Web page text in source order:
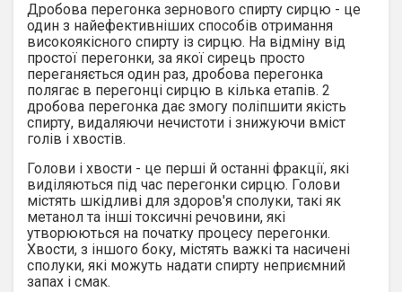
Дробова перегонка зернового спирту сирцю - це
один з найефективніших способів отримання
високоякісного спирту із сирцю. На відміну від
простої перегонки, за якої сирець просто
переганяється один раз, дробова перегонка
полягає в перегонці сирцю в кілька етапів. 2
дробова перегонка дає змогу поліпшити якість
спирту, видаляючи нечистоти і знижуючи вміст
голів і хвостів.
Голови і хвости - це перші й останні фракції, які
виділяються під час перегонки сирцю. Голови
містять шкідливі для здоров'я сполуки, такі як
метанол та інші токсичні речовини, які
утворюються на початку процесу перегонки.
Хвости, з іншого боку, містять важкі та насичені
сполуки, які можуть надати спирту неприємний
запах і смак.